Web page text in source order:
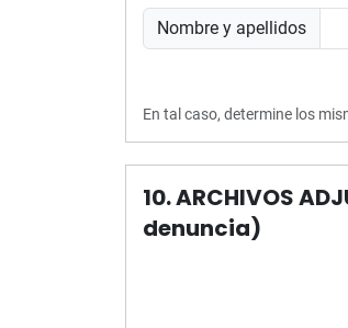
Nombre y apellidos
En tal caso, determine los
10. ARCHIVOS
denuncia)